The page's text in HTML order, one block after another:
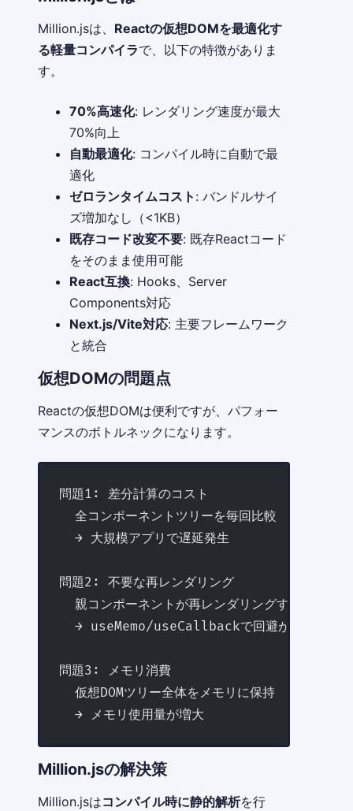
Million.jsは、 Reactの仮想DOMを最適化す
る軽量コンパイラで、以下の特徴がありま
す。
70%高速化: レンダリング速度が最大
70%向上
自動最適化: コンパイル時に自動で最
適化
ゼロランタイムコスト : バンドルサイ
ズ増加なし（<1KB）
既存コード改変不要: 既存Reactコード
をそのまま使用可能
React互換: Hooks、Server
Components対応
Next.js/Vite対応: 主要フレームワーク
と統合
仮想DOMの問題点
Reactの仮想DOMは便利ですが、パフォー
マンスのボトルネックになります。
問題1: 差分計算のコスト
  全コンポーネントツリーを毎回比較
  → 大規模アプリで遅延発生
問題2: 不要な再レンダリング
親コンポーネントが再レンダリングすると子も
  → useMemo/useCallbackで回避が必要
問題3: メモリ消費
  仮想DOMツリー全体をメモリに保持
  → メモリ使用量が増大
Million.jsの解決策
Million.jsはコンパイル時に静的解析を行